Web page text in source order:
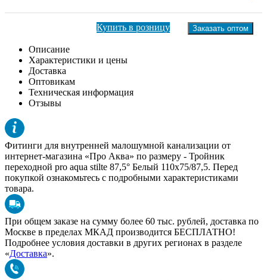
Заказать оптом
Купить в розницу
Описание
Характеристики и цены
Доставка
Оптовикам
Техническая информация
Отзывы
Фитинги для внутренней малошумной канализации от
интернет-магазина «Про Аква» по размеру - Тройник
переходной pro aqua stilte 87,5° Белый 110x75/87,5. Перед
покупкой ознакомьтесь с подробными характеристиками
товара.
При общем заказе на сумму более 60 тыс. рублей, доставка по
Москве в пределах МКАД производится БЕСПЛАТНО!
Подробнее условия доставки в других регионах в разделе
«Доставка».